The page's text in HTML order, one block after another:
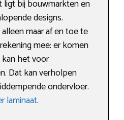
ligt bij bouwmarkten en
designs.
maar af en toe te
mee: er komen
het voor
Dat kan verholpen
ondervloer.
laminaat.